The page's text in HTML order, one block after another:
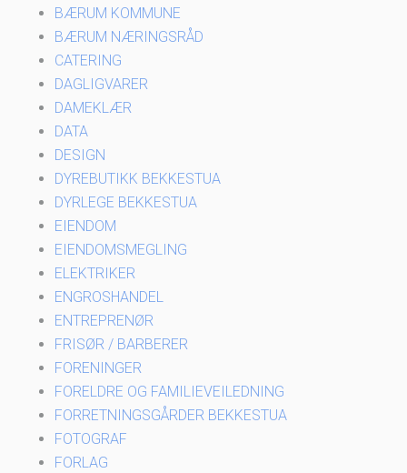
BÆRUM KOMMUNE
BÆRUM NÆRINGSRÅD
CATERING
DAGLIGVARER
DAMEKLÆR
DATA
DESIGN
DYREBUTIKK BEKKESTUA
DYRLEGE BEKKESTUA
EIENDOM
EIENDOMSMEGLING
ELEKTRIKER
ENGROSHANDEL
ENTREPRENØR
FRISØR / BARBERER
FORENINGER
FORELDRE OG FAMILIEVEILEDNING
FORRETNINGSGÅRDER BEKKESTUA
FOTOGRAF
FORLAG